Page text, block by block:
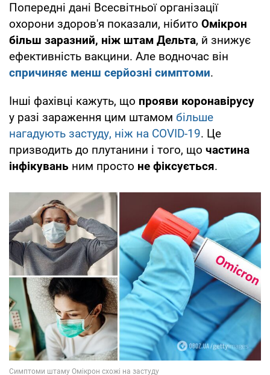
Попередні дані Всесвітньої організації
охорони здоров'я показали, нібито Омікрон
більш заразний, ніж штам Дельта, й знижує
ефективність вакцини. Але водночас він
спричиняє менш серйозні симптоми.
Інші фахівці кажуть, що прояви коронавірусу
у разі зараження цим штамом більше
нагадують застуду, ніж на COVID-19. Це
призводить до плутанини і того, що частина
інфікувань ним просто не фіксується.